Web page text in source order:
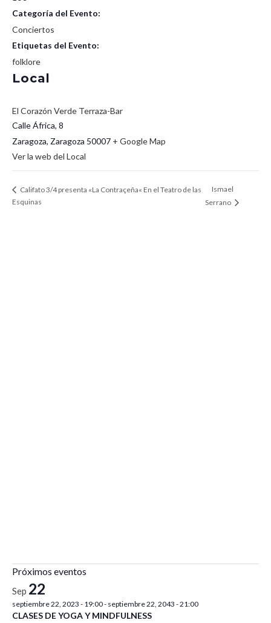
Categoría del Evento:
Conciertos
Etiquetas del Evento:
folklore
Local
El Corazón Verde Terraza-Bar
Calle África, 8
Zaragoza, Zaragoza 50007 + Google Map
Ver la web del Local
Califato 3/4 presenta «La Contraçeña« En el Teatro de las
Esquinas
Ismael
Serrano
Próximos eventos
Sep 22
septiembre 22, 2023 - 19:00- septiembre 22, 2043 - 21:00
CLASES DE YOGA Y MINDFULNESS